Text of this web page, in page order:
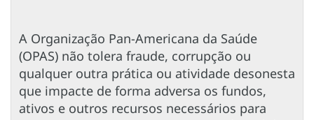
A Organização Pan-Americana da Saúde
(OPAS) não tolera fraude, corrupção ou
qualquer outra prática ou atividade desonesta
que impacte de forma adversa os fundos,
ativos e outros recursos necessários para